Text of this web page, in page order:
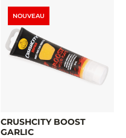
NOUVEAU
CRUSHCITY BOOST
GARLIC